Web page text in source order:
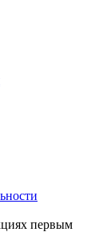
первым